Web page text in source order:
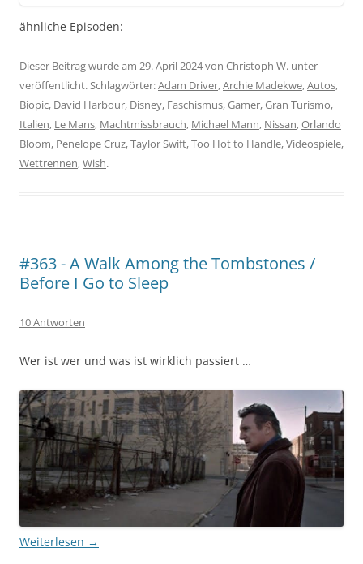
ähnliche Episoden:
Dieser Beitrag wurde am 29. April 2024von Christoph W. unter
veröffentlicht. Schlagwörter:Adam Driver,Archie Madekwe,Autos,
Biopic, David Harbour, Disney, Faschismus,Gamer,Gran Turismo,
Italien, Le Mans, Machtmissbrauch, Michael Mann, Nissan,Orlando
Bloom, Penelope Cruz,Taylor Swift,Too Hot to Handle,Videospiele,
Wettrennen,Wish.
#363 - A Walk Among the Tombstones /
Before I Go to Sleep
10 Antworten
Wer ist wer und was ist wirklich passiert …
Weiterlesen →